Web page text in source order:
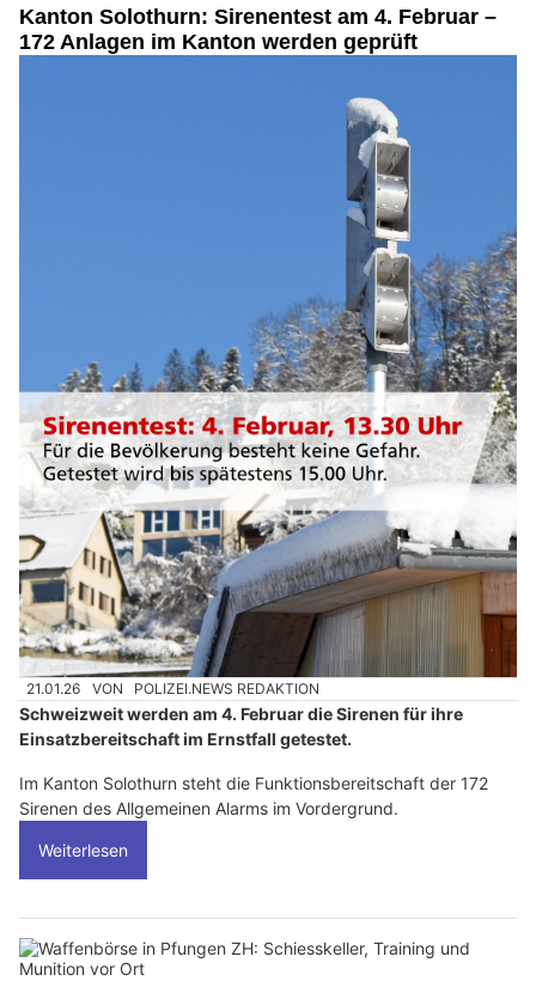
Kanton Solothurn: Sirenentest am 4. Februar –
172 Anlagen im Kanton werden geprüft
21.01.26 VON POLIZEI.NEWS REDAKTION
Schweizweit werden am 4. Februar die Sirenen für ihre
Einsatzbereitschaft im Ernstfall getestet.
Im Kanton Solothurn steht die Funktionsbereitschaft der 172
Sirenen des Allgemeinen Alarms im Vordergrund.
Weiterlesen